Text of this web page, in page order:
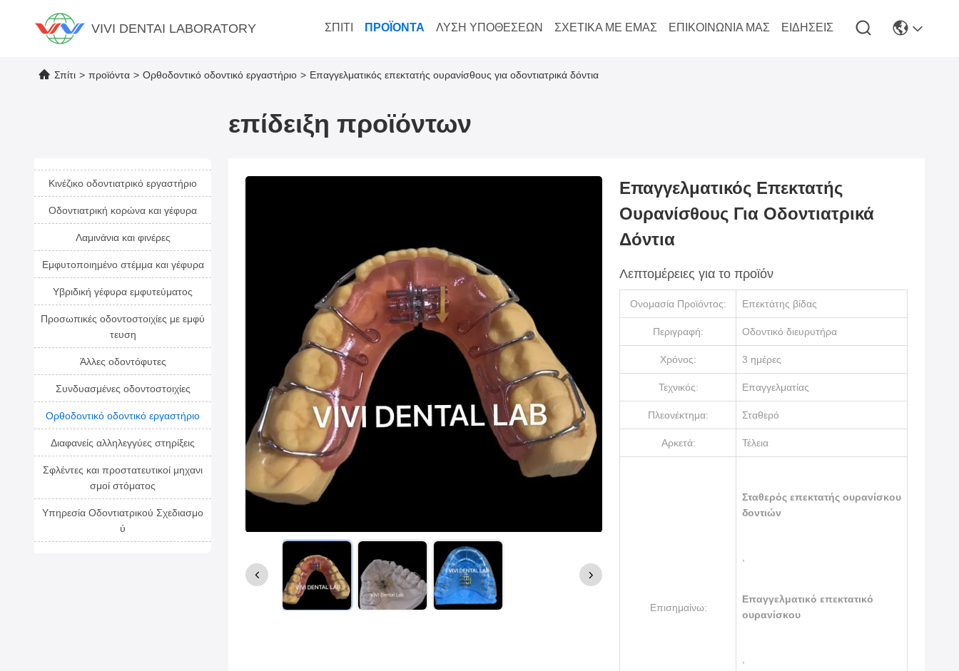
VIVI DENTAI LABORATORY ΣΠΊΤΙ ΠΡΟΪΌΝΤΑ ΛΎΣΗ ΥΠΟΘΈΣΕΩΝ ΣΧΕΤΙΚΆ ΜΕ ΕΜΆΣ ΕΠΙΚΟΙΝΩΝΊΑ ΜΑΣ ΕΙΔΉΣΕΙΣ
Σπίτι > προϊόντα > Ορθοδοντικό οδοντικό εργαστήριο > Επαγγελματικός επεκτατής ουρανίσθους για οδοντιατρικά δόντια
επίδειξη προϊόντων
Κινέζικο οδοντιατρικό εργαστήριο
Οδοντιατρική κορώνα και γέφυρα
Λαμινάνια και φινέρες
Εμφυτοποιημένο στέμμα και γέφυρα
Υβριδική γέφυρα εμφυτεύματος
Προσωπικές οδοντοστοιχίες με εμφύ
τευση
Άλλες οδοντόφυτες
Συνδυασμένες οδοντοστοιχίες
Ορθοδοντικό οδοντικό εργαστήριο
Διαφανείς αλληλεγγύες στηρίξεις
Σφλέντες και προστατευτικοί μηχανι
σμοί στόματος
Υπηρεσία Οδοντιατρικού Σχεδιασμο
ύ
Επαγγελματικός Επεκτατής
Ουρανίσθους Για Οδοντιατρικά
Δόντια
Λεπτομέρειες για το προϊόν
Ονομασία Προϊόντος: Επεκτάτης βίδας
Περιγραφή: Οδοντικό διευρυτήρα
Χρόνος: 3 ημέρες
Τεχνικός: Επαγγελματίας
Πλεονέκτημα: Σταθερό
Αρκετά: Τέλεια
Επισημαίνω:
Σταθερός επεκτατής ουρανίσκου
δοντιών
Επαγγελματικό επεκτατικό
ουρανίσκου